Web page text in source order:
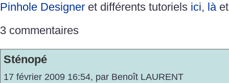
Pinhole Designer et différents tutoriels ici, là
3 commentaires
Sténopé
17 février 2009 16:54, par Benoît LAURENT